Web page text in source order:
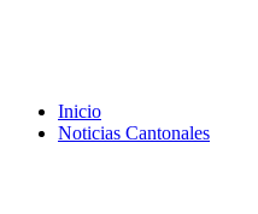
Inicio
Noticias Cantonales